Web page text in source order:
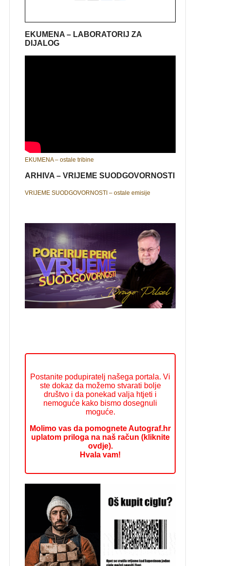
EKUMENA – LABORATORIJ ZA
DIJALOG
EKUMENA – ostale tribine
ARHIVA – VRIJEME SUODGOVORNOSTI
VRIJEME SUODGOVORNOSTI – ostale emisije
Postanite podupiratelj našega portala. Vi
ste dokaz da možemo stvarati bolje
društvo i da ponekad valja htjeti i
nemoguće kako bismo dosegnuli
moguće.
Molimo vas da pomognete Autograf.hr
uplatom priloga na naš račun (kliknite
ovdje).
Hvala vam!